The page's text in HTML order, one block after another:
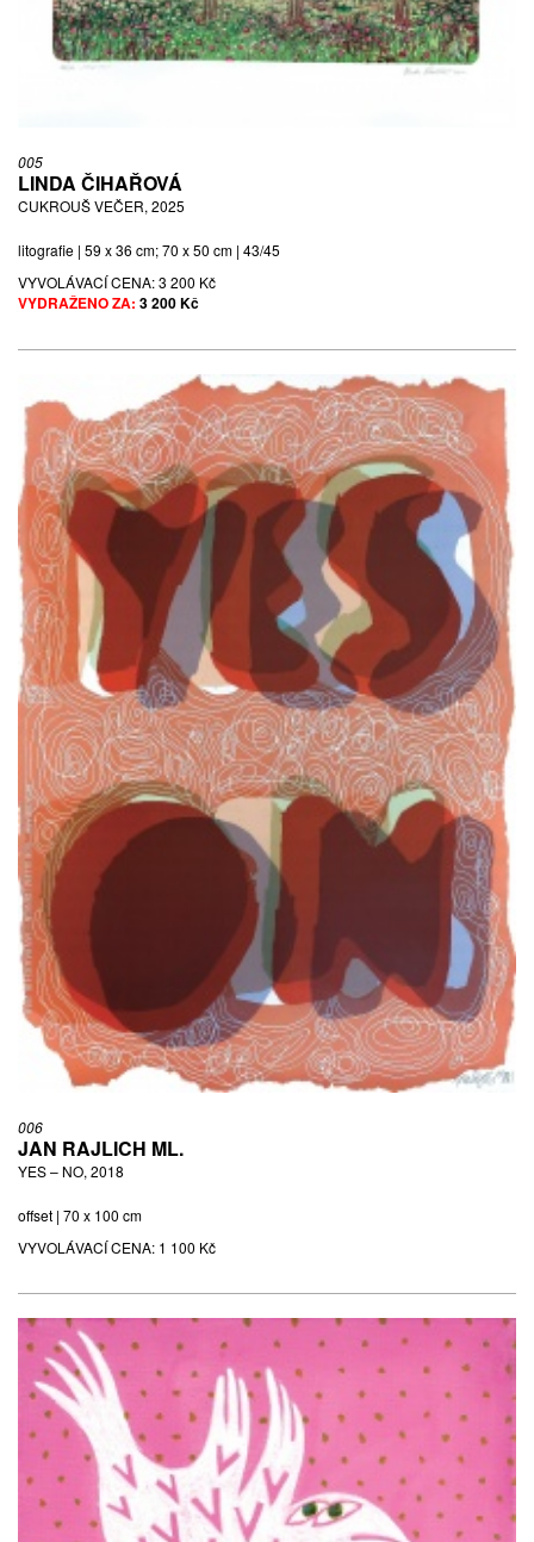
005
LINDA ČIHAŘOVÁ
CUKROUŠ VEČER, 2025
litografie | 59 x 36 cm; 70 x 50 cm | 43/45
VYVOLÁVACÍ CENA:3 200 Kč
VYDRAŽENO ZA: 3 200 Kč
006
JAN RAJLICH ML.
YES – NO, 2018
offset | 70 x 100 cm
VYVOLÁVACÍ CENA: 1 100 Kč